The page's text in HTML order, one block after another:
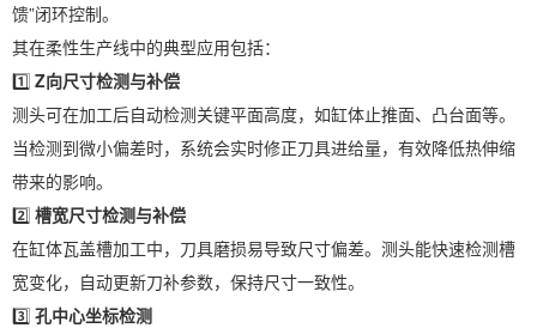
馈”闭环控制。
其在柔性生产线中的典型应用包括：
1️⃣ Z向尺寸检测与补偿
测头可在加工后自动检测关键平面高度，如缸体止推面、凸台面等。
当检测到微小偏差时，系统会实时修正刀具进给量，有效降低热伸缩
带来的影响。
2️⃣ 槽宽尺寸检测与补偿
在缸体瓦盖槽加工中，刀具磨损易导致尺寸偏差。测头能快速检测槽
宽变化，自动更新刀补参数，保持尺寸一致性。
3️⃣ 孔中心坐标检测